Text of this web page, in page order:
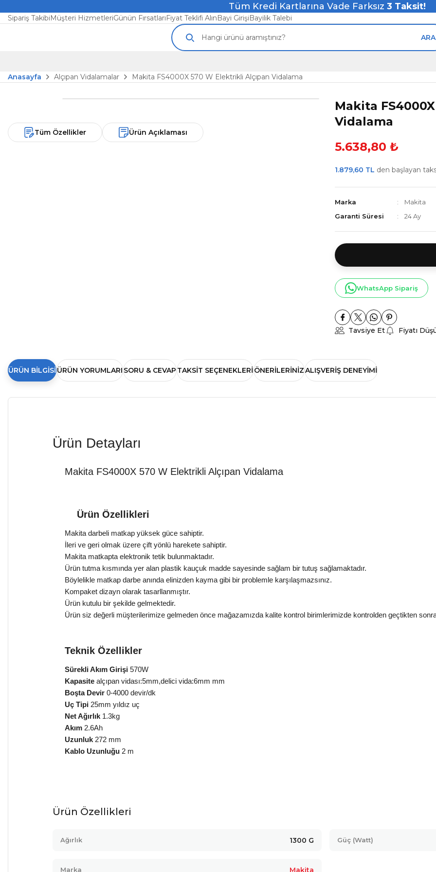
Tüm Kredi Kartlarına Vade Farksız 3 Taksit!
Sipariş TakibiMüşteri HizmetleriGünün FırsatlarıFiyat Teklifi AlınBayi GirişiBayilik Talebi
ARA
Anasayfa Alçıpan Vidalamalar Makita FS4000X 570 W Elektrikli Alçıpan Vidalama
Tüm Özellikler Ürün Açıklaması
Makita
Vidalama
5.638,80 ₺
1.879,60 TL den başlayan
Marka
Makita
Garanti Süresi
24 Ay
WhatsApp Sipariş
Tavsiye Et Fiyatı
ÜRÜN BILGISI ÜRÜN YORUMLARISORU & CEVAPTAKSIT SEÇENEKLERIÖNERILERINIZALIŞVERIŞ DENEYIMI
Ürün Detayları
Makita FS4000X 570 W Elektrikli Alçıpan Vidalama
Ürün Özellikleri
Makita darbeli matkap yüksek güce sahiptir.
İleri ve geri olmak üzere çift yönlü harekete sahiptir.
Makita matkapta elektronik tetik bulunmaktadır.
Ürün tutma kısmında yer alan plastik kauçuk madde sayesinde sağlam bir tutuş sağlamaktadır.
Böylelikle matkap darbe anında elinizden kayma gibi bir problemle karşılaşmazsınız.
Kompaket dizayn olarak tasarllanmıştır.
Ürün kutulu bir şekilde gelmektedir.
Ürün siz değerli müşterilerimize gelmeden önce mağazamızda kalite kontrol birimlerimizde kontrolden geçtikten
Teknik Özellikler
Sürekli Akım Girişi 570W
Kapasite alçıpan vidası:5mm,delici vida:6mm mm
Boşta Devir 0-4000 devir/dk
Uç Tipi 25mm yıldız uç
Net Ağırlık 1.3kg
Akım 2.6Ah
Uzunluk 272 mm
Kablo Uzunluğu 2 m
Ürün Özellikleri
Ağırlık 1300 G Güç (Watt)
Marka Makita